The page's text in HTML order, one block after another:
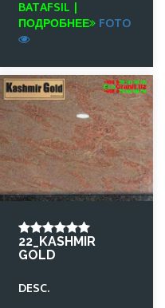
BATAFSIL |
ПОДРОБНЕЕ
FOTO
22_KASHMIR
GOLD
DESC.